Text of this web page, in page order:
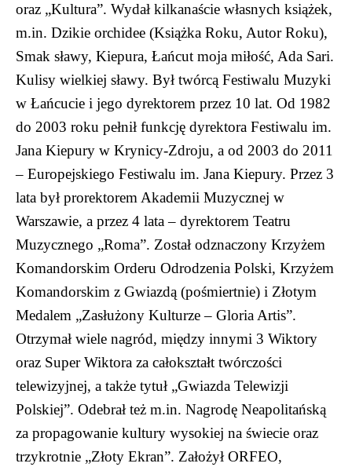
oraz „Kultura”. Wydał kilkanaście własnych książek,
m.in. Dzikie orchidee (Książka Roku, Autor Roku),
Smak sławy, Kiepura, Łańcut moja miłość, Ada Sari.
Kulisy wielkiej sławy. Był twórcą Festiwalu Muzyki
w Łańcucie i jego dyrektorem przez 10 lat. Od 1982
do 2003 roku pełnił funkcję dyrektora Festiwalu im.
Jana Kiepury w Krynicy-Zdroju, a od 2003 do 2011
– Europejskiego Festiwalu im. Jana Kiepury. Przez 3
lata był prorektorem Akademii Muzycznej w
Warszawie, a przez 4 lata – dyrektorem Teatru
Muzycznego „Roma”. Został odznaczony Krzyżem
Komandorskim Orderu Odrodzenia Polski, Krzyżem
Komandorskim z Gwiazdą (pośmiertnie) i Złotym
Medalem „Zasłużony Kulturze – Gloria Artis”.
Otrzymał wiele nagród, między innymi 3 Wiktory
oraz Super Wiktora za całokształt twórczości
telewizyjnej, a także tytuł „Gwiazda Telewizji
Polskiej”. Odebrał też m.in. Nagrodę Neapolitańską
za propagowanie kultury wysokiej na świecie oraz
trzykrotnie „Złoty Ekran”. Założył ORFEO,